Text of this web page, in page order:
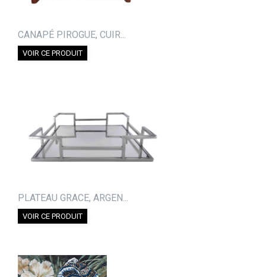
CANAPÉ PIROGUE, CUIR...
VOIR CE PRODUIT
PLATEAU GRACE, ARGEN...
VOIR CE PRODUIT